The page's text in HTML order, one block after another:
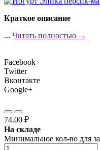
Краткое описание
... Читать полностью →
Facebook
Twitter
Вконтакте
Google+
74.00 ₽
На складе
Минимальное кол-во для